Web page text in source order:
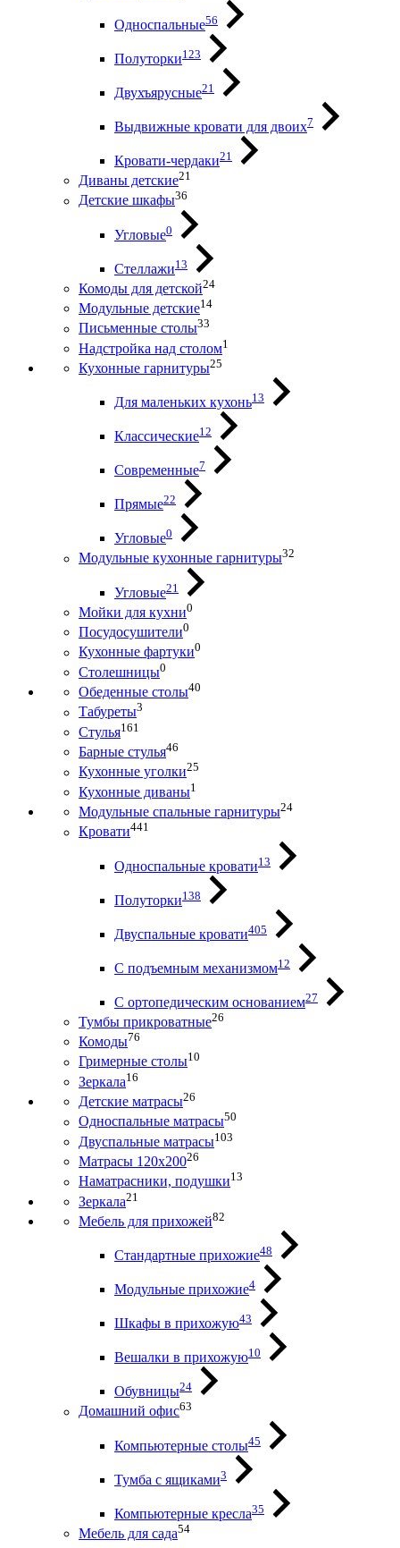
Односпальные56
Полуторки123
Двухъярусные21
Выдвижные кровати для двоих7
Кровати-чердаки21
Диваны детские21
Детские шкафы36
Угловые0
Стеллажи13
Комоды для детской24
Модульные детские14
Письменные столы33
Надстройка над столом1
Кухонные гарнитуры25
Для маленьких кухонь13
Классические12
Современные7
Прямые22
Угловые0
Модульные кухонные гарнитуры32
Угловые21
Мойки для кухни0
Посудосушители0
Кухонные фартуки0
Столешницы0
Обеденные столы40
Табуреты3
Стулья161
Барные стулья46
Кухонные уголки25
Кухонные диваны1
Модульные спальные гарнитуры24
Кровати441
Односпальные кровати13
Полуторки138
Двуспальные кровати405
С подъемным механизмом12
С ортопедическим основанием27
Тумбы прикроватные26
Комоды76
Гримерные столы10
Зеркала16
Детские матрасы26
Односпальные матрасы50
Двуспальные матрасы103
Матрасы 120х20026
Наматрасники, подушки13
Зеркала21
Мебель для прихожей82
Стандартные прихожие48
Модульные прихожие4
Шкафы в прихожую43
Вешалки в прихожую10
Обувницы24
Домашний офис63
Компьютерные столы45
Тумба с ящиками3
Компьютерные кресла35
Мебель для сада54